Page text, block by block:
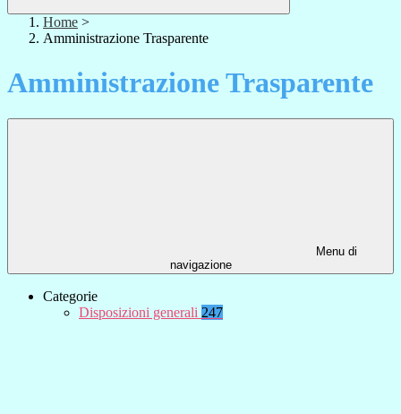
Home >
Amministrazione Trasparente
Amministrazione Trasparente
Menu di
navigazione
Categorie
Disposizioni generali 247